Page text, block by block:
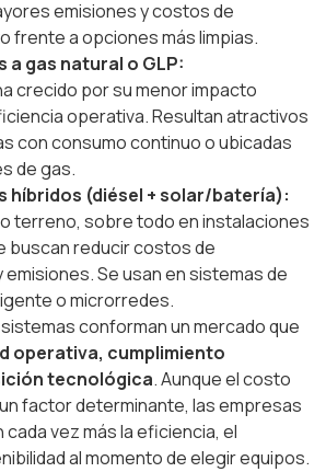
emisiones y costos de
frente a opciones más limpias.
a gas natural o GLP:
crecido por su menor impacto
operativa. Resultan atractivos
con consumo continuo o ubicadas
de gas.
híbridos (diésel + solar/batería):
terreno, sobre todo en instalaciones
buscan reducir costos de
Se usan en sistemas de
o microrredes.
conforman un mercado que
operativa, cumplimiento
tecnológica. Aunque el costo
factor determinante, las empresas
vez más la eficiencia, el
al momento de elegir equipos.